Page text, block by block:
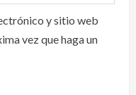
y sitio web
vez que haga un